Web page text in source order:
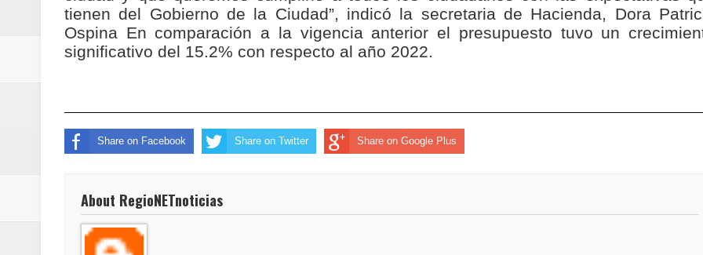
Regionetnoticias / Despliegue de seguridad sin precedentes: El Valle y la nación refuerzan
ReGioNetNoticias / RISARALDA / Risaralda fortalece la preparación de sus municipios frente al
ReGionetNoticias / DOSQUEBRADAS / Dosquebradas fortalece la respuesta frente a tres
acciones que impactan a más de 20.000 personas
ReGioNetNoticias- MEDELLIN / En Medellín fue inmovilizado un bus que estaba siendo lavado
tienen del Gobierno de la Ciudad”, indicó la secretaria de Hacienda, Dora
Ospina En comparación a la vigencia anterior el presupuesto tuvo un
significativo del 15.2% con respecto al año 2022.
Share on Facebook Share on Twitter Share on Google Plus
About RegioNETnoticias